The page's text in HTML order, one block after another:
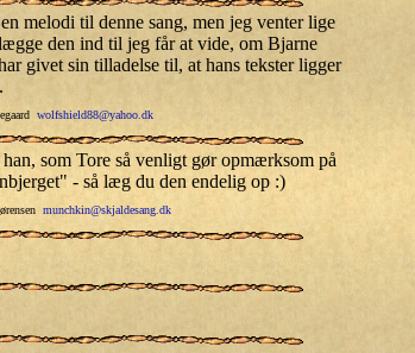
melodi til denne sang, men jeg venter lige
den ind til jeg får at vide, om Bjarne
givet sin tilladelse til, at hans tekster ligger
wolfshield88@yahoo.dk
som Tore så venligt gør opmærksom på
- så læg du den endelig op :)
munchkin@skjaldesang.dk